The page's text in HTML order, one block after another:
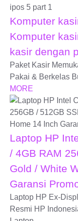
Komputer
Komputer
kasir dengan
Paket Kasir
Pakai & Berkelas
MORE
Laptop HP
/ 4GB RAM
Gold / White
Garansi
Laptop HP Ex-
Resmi HP